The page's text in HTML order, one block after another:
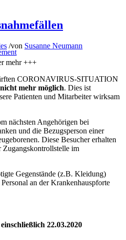
/von Susanne Neumann
mehr +++
CORONAVIRUS-SITUATION
mehr möglich. Dies ist
Patienten und Mitarbeiter wirksam
nächsten Angehörigen bei
und die Bezugsperson einer
Diese Besucher erhalten
Zugangskontrollstelle im
Gegenstände (z.B. Kleidung)
an der Krankenhauspforte
22.03.2020